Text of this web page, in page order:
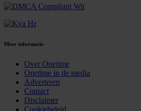
Meer informatie
Over Onetime
Onetime in de media
Adverteren
Contact
Disclaimer
Cookiebeleid